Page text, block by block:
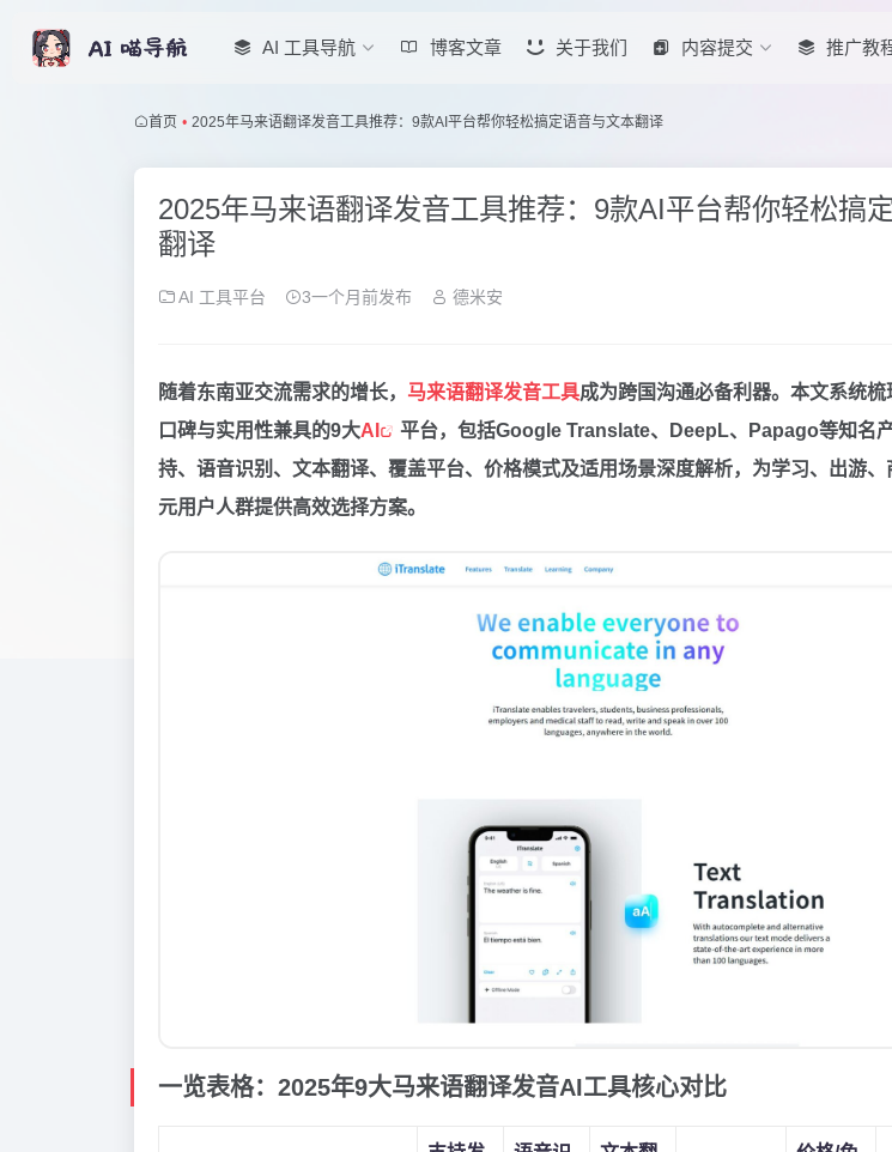
AI 工具导航 博客文章 关于我们 内容提交 推广教
首页 • 2025年马来语翻译发音工具推荐：9款AI平台帮你轻松搞定语音与文本翻译
2025年马来语翻译发音工具推荐：9款AI平台帮你轻松搞
翻译
AI 工具平台 3一个月前发布 德米安
随着东南亚交流需求的增长， 马来语翻译发音工具成为跨国沟通必备利器。本文系统
口碑与实用性兼具的9大AI
平台，包括Google Translate、DeepL、Papago等知名
持、语音识别、文本翻译、覆盖平台、价格模式及适用场景深度解析，为学习、出游
元用户人群提供高效选择方案。
一览表格：2025年9大马来语翻译发音AI工具核心对比